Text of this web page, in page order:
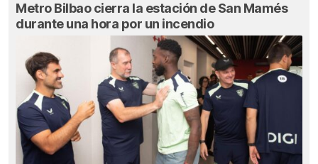
Metro Bilbao cierra la estación de San Mamés
durante una hora por un incendio